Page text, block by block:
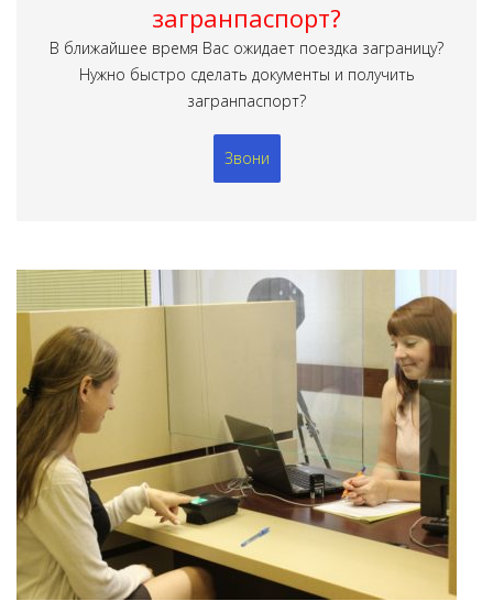
загранпаспорт?
В ближайшее время Вас ожидает поездка заграницу?
Нужно быстро сделать документы и получить
загранпаспорт?
Звони